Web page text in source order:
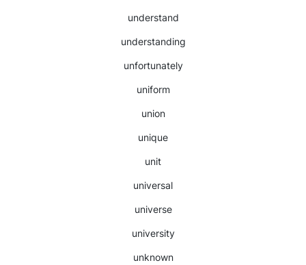
understand
understanding
unfortunately
uniform
union
unique
unit
universal
universe
university
unknown